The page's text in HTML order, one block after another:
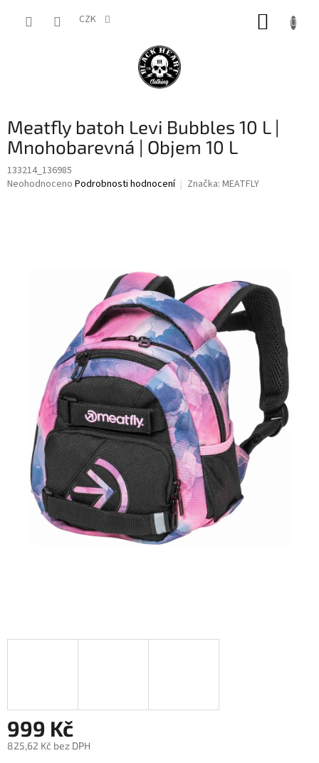
CZK
Meatfly batoh Levi Bubbles 10 L |
Mnohobarevná | Objem 10 L
133214_136985
Průměrné
Neohodnoceno Podrobnosti hodnocení Značka: MEATFLY
999 Kč
825,62 Kč bez DPH